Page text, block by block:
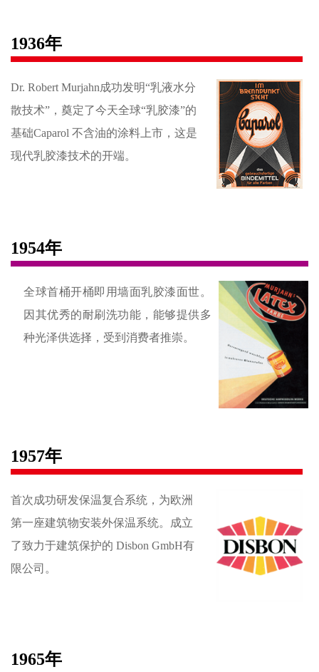
1936年
Dr. Robert Murjahn成功发明“乳液水分
散技术”，奠定了今天全球“乳胶漆”的
基础Caparol 不含油的涂料上市，这是
现代乳胶漆技术的开端。
1954年
全球首桶开桶即用墙面乳胶漆面世。
因其优秀的耐刷洗功能，能够提供多
种光泽供选择，受到消费者推崇。
1957年
首次成功研发保温复合系统，为欧洲
第一座建筑物安装外保温系统。成立
了致力于建筑保护的 Disbon GmbH有
限公司。
1965年